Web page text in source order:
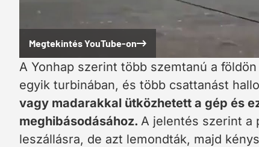
Megtekintés YouTube-on
A Yonhap szerint több szemtanú a
egyik turbinában, és több csattanást
vagy madarakkal ütközhetett a gép és
meghibásodásához. A jelentés szerint a
leszállásra, de azt lemondták, majd